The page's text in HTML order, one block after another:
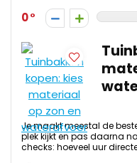
0
Je maakt meestal de
plek kijkt en pas daarna
checks: hoeveel uur